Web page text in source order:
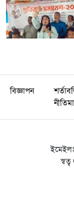
বিজ্ঞাপন